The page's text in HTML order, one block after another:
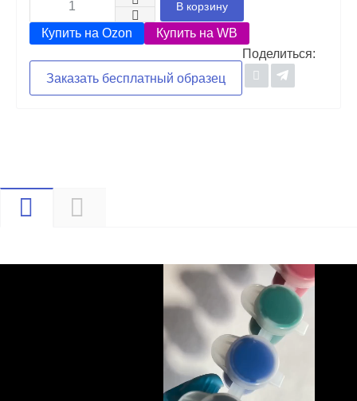
В корзину
Купить на Ozon Купить на WB
Заказать бесплатный образец
Поделиться: